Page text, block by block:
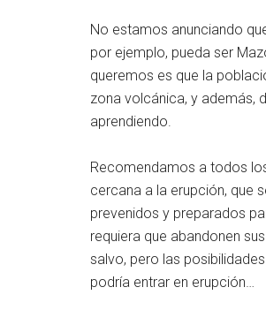
No estamos anunciando
por ejemplo, pueda ser
queremos es que la
zona volcánica, y además,
aprendiendo.
Recomendamos a todos
cercana a la erupción, que
prevenidos y preparados
requiera que abandonen
salvo, pero las
podría entrar en erupción…